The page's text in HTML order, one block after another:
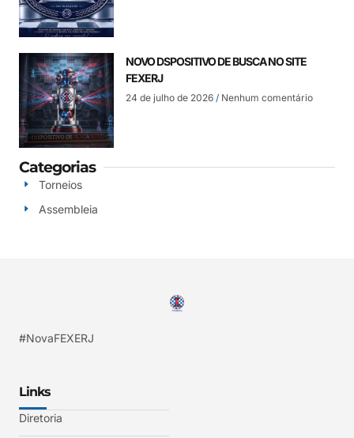
NOVO DSPOSITIVO DE BUSCA NO SITE
FEXERJ
24 de julho de 2026 Nenhum comentário
Categorias
Torneios
Assembleia
#NovaFEXERJ
Links
Diretoria